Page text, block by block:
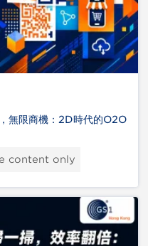
無限商機：2D時代的O2O
content only